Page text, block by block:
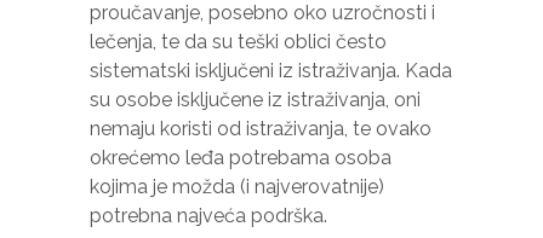
proučavanje, posebno oko uzročnosti i
lečenja, te da su teški oblici često
sistematski isključeni iz istraživanja. Kada
su osobe isključene iz istraživanja, oni
nemaju koristi od istraživanja, te ovako
okrećemo leđa potrebama osoba
kojima je možda (i najverovatnije)
potrebna najveća podrška.